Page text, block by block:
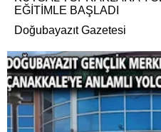
EĞİTİMLE BAŞLADI
Doğubayazıt Gazetesi